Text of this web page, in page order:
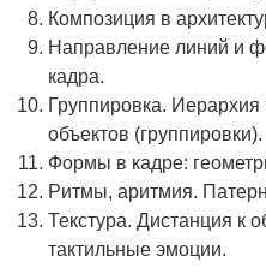
Композиция в
Направление линий и
кадра.
Группировка.
объектов (группировки).
Формы в кадре:
Ритмы, аритмия.
Текстура. Дистанция к
тактильные эмоции.